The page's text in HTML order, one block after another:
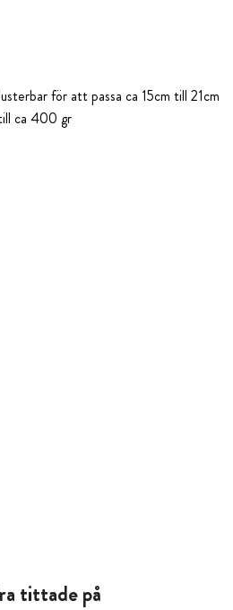
för att passa ca 15cm till 21cm
ca 400 gr
tittade på